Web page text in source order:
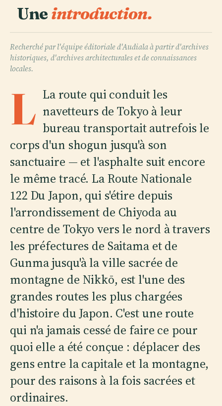
Uneintroduction.
Recherché par l'équipe éditoriale d'Audiala à partir d'archives
historiques, d'archives architecturales et de connaissances
locales.
L La route qui conduit les
navetteurs de Tokyo à leur
bureau transportait autrefois le
corps d'un shogun jusqu'à son
sanctuaire — et l'asphalte suit encore
le même tracé. La Route Nationale
122 Du Japon, qui s'étire depuis
l'arrondissement de Chiyoda au
centre de Tokyo vers le nord à travers
les préfectures de Saitama et de
Gunma jusqu'à la ville sacrée de
montagne de Nikkō, est l'une des
grandes routes les plus chargées
d'histoire du Japon. C'est une route
qui n'a jamais cessé de faire ce pour
quoi elle a été conçue : déplacer des
gens entre la capitale et la montagne,
pour des raisons à la fois sacrées et
ordinaires.